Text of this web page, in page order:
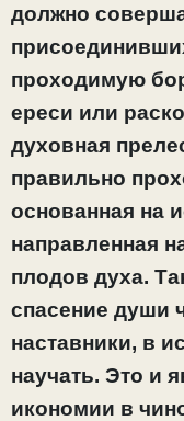
должно
проходимую
ереси или
духовная
правильно
основанная на
направленная
плодов духа.
спасение души
наставники, в
научать. Это и
икономии в